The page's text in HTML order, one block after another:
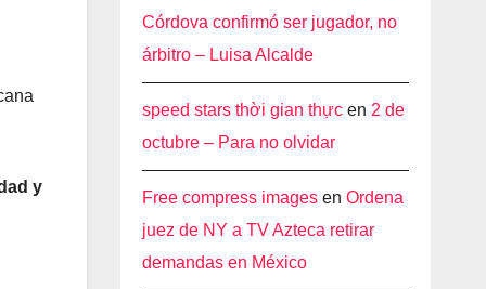
y
Córdova confirmó ser jugador, no
árbitro – Luisa Alcalde
speed stars thời gian thựcen 2 de
octubre – Para no olvidar
Free compress imagesen Ordena
juez de NY a TV Azteca retirar
demandas en México